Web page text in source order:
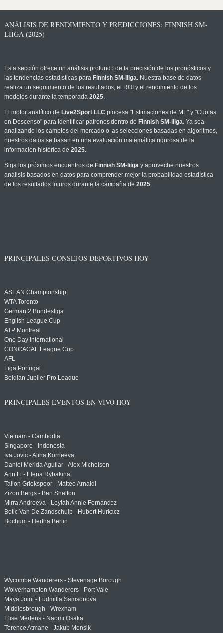
ANÁLISIS DE RENDIMIENTO Y PREDICCIONES: FINNISH SM-
LIIGA (2025)
Esta sección ofrece un análisis profundo de la precisión de los pronósticos y
las tendencias estadísticas para Finnish SM-liiga. Nuestra base de datos
realiza un seguimiento de los resultados, el ROI y el rendimiento de los
modelos durante la temporada 2025.
El motor analítico de Live2Sport LLC procesa "Estimaciones de ML" y "Cuotas
en Descenso" para identificar patrones dentro de Finnish SM-liiga. Ya sea
analizando los cambios del mercado o las selecciones basadas en algoritmos,
nuestros datos se basan en una evaluación matemática rigurosa de la
información histórica de 2025.
Siga los próximos encuentros de Finnish SM-liigay aproveche nuestros
análisis basados en datos para comprender mejor la probabilidad estadística
de los resultados futuros durante la campaña de 2025.
PRINCIPALES CONSEJOS DEPORTIVOS HOY
ASEAN Championship
WTA Toronto
German 2 Bundesliga
English League Cup
ATP Montreal
One Day International
CONCACAF League Cup
AFL
Liga Portugal
Belgian Jupiler Pro League
PRINCIPALES EVENTOS EN VIVO HOY
Vietnam - Cambodia
Singapore - Indonesia
Iva Jovic - Alina Korneeva
Daniel Merida Aguilar - Alex Michelsen
Ann Li - Elena Rybakina
Tallon Griekspoor - Matteo Arnaldi
Zizou Bergs - Ben Shelton
Mirra Andreeva - Leylah Annie Fernandez
Botic Van De Zandschulp - Hubert Hurkacz
Bochum - Hertha Berlin
Wycombe Wanderers - Stevenage Borough
Wolverhampton Wanderers - Port Vale
Maya Joint - Ludmilla Samsonova
Middlesbrough - Wrexham
Elise Mertens - Naomi Osaka
Terence Atmane - Jakub Mensik